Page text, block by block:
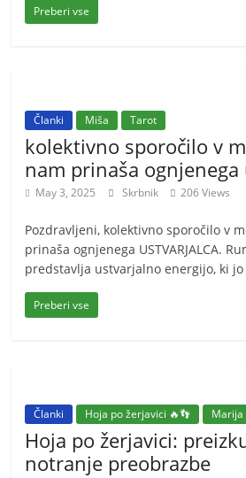
Preberi vse
Članki Miša Tarot
kolektivno sporočilo v
nam prinaša ognjenega
May 3, 2025 Skrbnik 206 Views
Pozdravljeni, kolektivno sporočilo v
prinaša ognjenega USTVARJALCA.
predstavlja ustvarjalno energijo, ki
Preberi vse
Članki Hoja po žerjavici 🔥👣 Marija
Hoja po žerjavici:
notranje preobrazbe